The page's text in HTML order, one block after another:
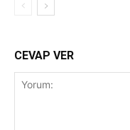
CEVAP VER